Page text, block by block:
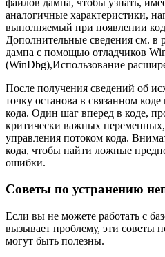
аналогичные характеристики,
выполняемый при появлении
Дополнительные сведения см. в
дампа с помощью отладчиков
(WinDbg),Использование
После получения сведений об
точку останова в связанном
кода. Один шаг вперед в коде,
критически важных
управления потоком кода.
кода, чтобы найти ложные
ошибки.
Советы по устранению
Если вы не можете работать с
вызывает проблему, эти советы
могут быть полезны.